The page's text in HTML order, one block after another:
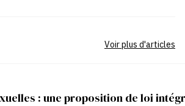
: une proposition de loi
Voir plus d'articles